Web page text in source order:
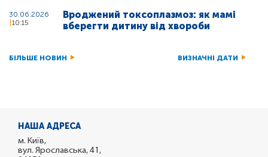
30.06.2026
10:15
Вроджений токсоплазмоз: як мамі
вберегти дитину від хвороби
БІЛЬШЕ НОВИН ВИЗНАЧНІ ДАТИ
НАША АДРЕСА
м. Київ,
вул. Ярославська, 41,